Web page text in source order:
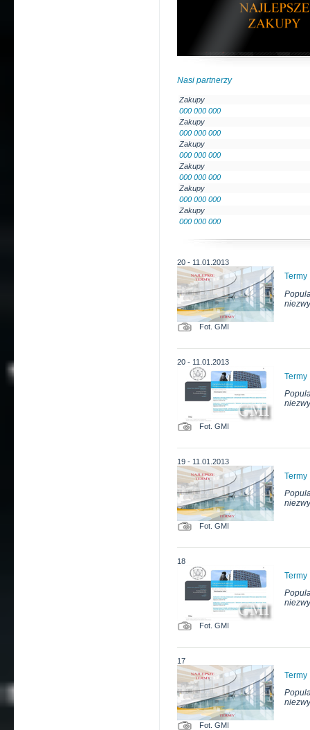
Nasi partnerzy
Zakupy
000 000 000
Zakupy
000 000 000
Zakupy
000 000 000
Zakupy
000 000 000
Zakupy
000 000 000
Zakupy
000 000 000
20 - 11.01.2013
Termy
Fot. GMI
20 - 11.01.2013
Termy
Fot. GMI
19 - 11.01.2013
Termy
Fot. GMI
18
Termy
Fot. GMI
17
Termy
Fot. GMI